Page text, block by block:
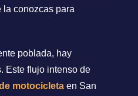
la conozcas para
poblada, hay
Este flujo intenso de
motocicleta en San